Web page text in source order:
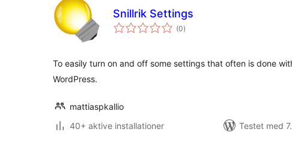
Snillrik Settings
(0totale
bedømmelser
)
To easily turn on and off some settings that often is done
WordPress.
mattiaspkallio
40+ aktive installationer
Testet med